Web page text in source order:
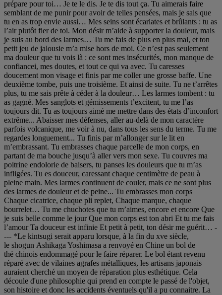
prépare pour toi… Je te le dis. Je te dis tout ça. Tu aimerais faire
semblant de me punir pour avoir de telles pensées, mais je sais que
tu en as trop envie aussi… Mes seins sont écarlates et brûlants : tu as
l’air plutôt fier de toi. Mon désir m’aide à supporter la douleur, mais
je suis au bord des larmes… Tu me fais de plus en plus mal, et ton
petit jeu de jalousie m’a mise hors de moi. Ce n’est pas seulement
ma douleur que tu vois là : ce sont mes insécurités, mon manque de
confiancei, mes doutes, et tout ce qui va avec. Tu caresses
doucement mon visage et finis par me coller une grosse baffe. Une
deuxième tombe, puis une troisième. Et ainsi de suite. Tu ne t’arrêtes
plus, tu me sais prête à céder à la douleur… Les larmes tombent : tu
as gagné. Mes sanglots et gémissements t’excitent, tu me l’as
toujours dit. Tu as toujours aimé me mettre dans des états d’inconfort
extrême... Abaisser mes défenses, aller au-delà de mon caractère
parfois volcanique, me voir à nu, dans tous les sens du terme. Tu me
regardes longuement... Tu finis par m’allonger sur le lit en
m’embrassant. Tu embrasses chaque parcelle de mon corps, en
partant de ma bouche jusqu’à aller vers mon sexe. Tu couvres ma
poitrine endolorie de baisers, tu panses les douleurs que tu m’as
infligées. Tu es douceur, caressant chaque centimètre de peau à
pleine main. Mes larmes continuent de couler, mais ce ne sont plus
des larmes de douleur et de peine... Tu embrasses mon corps
Chaque cicatrice, chaque pli replet, Chaque marque, chaque
bourrelet… Tu me chuchotes que tu m’aimes, encore et encore Que
je suis belle comme le jour Que mon corps est ton abri Et tu me fais
l’amour Ta douceur est infinie Et petit à petit, ton désir me guérit… -
--- *Le kintsugi serait apparu lorsque, à la fin du xve siècle,
le shogun Ashikaga Yoshimasa a renvoyé en Chine un bol de
thé chinois endommagé pour le faire réparer. Le bol étant revenu
réparé avec de vilaines agrafes métalliques, les artisans japonais
auraient cherché un moyen de réparation plus esthétique. Cela
découle d'une philosophie qui prend en compte le passé de l'objet,
son histoire et donc les accidents éventuels qu'il a pu connaitre. La